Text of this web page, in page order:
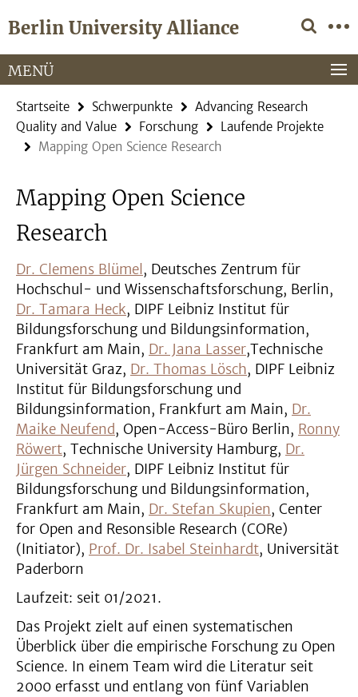
direkt
Inhalt
Berlin University Alliance
Service-
Navigation
MENÜ
Startseite Schwerpunkte
Advancing Research
Quality and Value
Forschung
Laufende Projekte
Mapping Open Science Research
Mapping Open Science
Research
Dr. Clemens Blümel , Deutsches Zentrum für
Hochschul- und Wissenschaftsforschung, Berlin,
Dr. Tamara Heck, DIPF Leibniz Institut für
Bildungsforschung und Bildungsinformation,
Frankfurt am Main, Dr. Jana Lasser,Technische
Universität Graz, Dr. Thomas Lösch, DIPF Leibniz
Institut für Bildungsforschung und
Bildungsinformation, Frankfurt am Main, Dr.
Maike Neufend, Open-Access-Büro Berlin, Ronny
Röwert, Technische University Hamburg, Dr.
Jürgen Schneider, DIPF Leibniz Institut für
Bildungsforschung und Bildungsinformation,
Frankfurt am Main, Dr. Stefan Skupien, Center
for Open and Resonsible Research (CORe)
(Initiator), Prof. Dr. Isabel Steinhardt, Universität
Paderborn
Laufzeit: seit 01/2021.
Das Projekt zielt auf einen systematischen
Überblick über die empirische Forschung zu Open
Science. In einem Team wird die Literatur seit
2000 erfasst und entlang von fünf Variablen